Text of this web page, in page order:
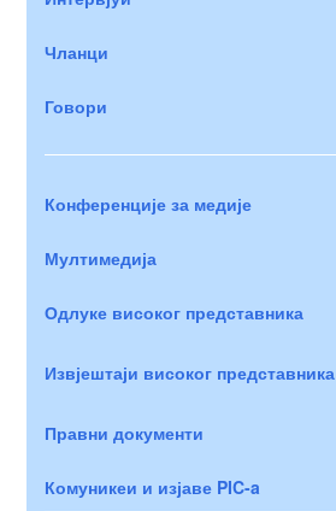
Чланци
Говори
Конференције за медије
Мултимедија
Одлуке високог представника
Извјештаји високог представника
Правни документи
Комуникеи и изјаве PIC-a